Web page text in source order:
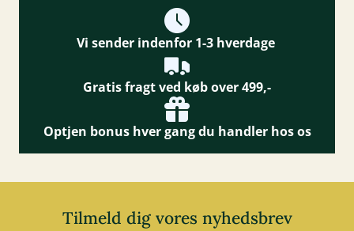
Vi sender indenfor 1-3 hverdage
Gratis fragt ved køb over 499,-
Optjen bonus hver gang du handler hos os
Tilmeld dig vores nyhedsbrev